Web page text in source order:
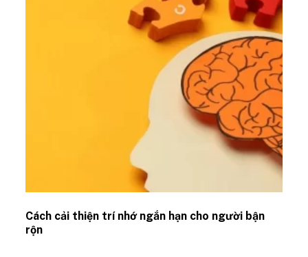
Cách cải thiện trí nhớ ngắn hạn cho người bận
rộn